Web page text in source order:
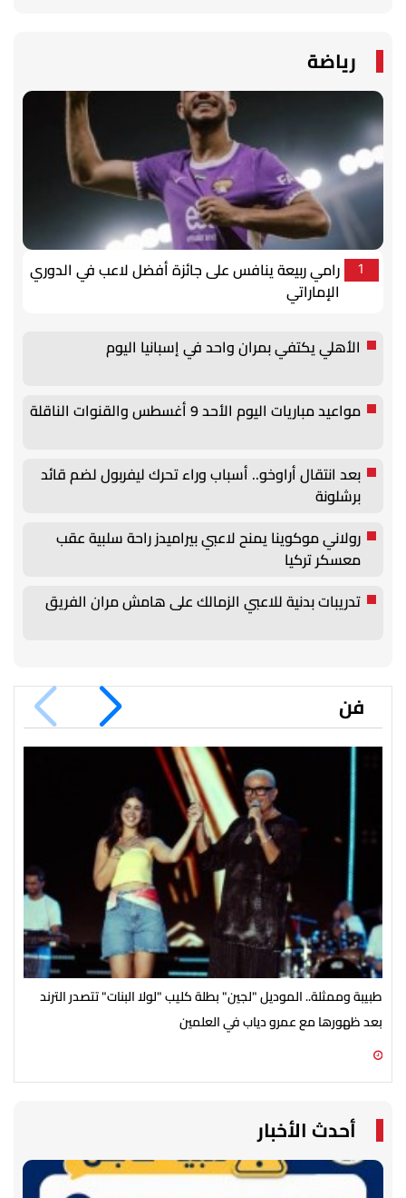
رياضة
1
رامي ربيعة ينافس على جائزة أفضل لاعب في الدوري
الإماراتي
الأهلي يكتفي بمران واحد في إسبانيا اليوم
مواعيد مباريات اليوم الأحد 9 أغسطس والقنوات الناقلة
بعد انتقال أراوخو.. أسباب وراء تحرك ليفربول لضم قائد
برشلونة
رولاني موكوينا يمنح لاعبي بيراميدز راحة سلبية عقب
معسكر تركيا
تدريبات بدنية للاعبي الزمالك على هامش مران الفريق
فن
طبيبة وممثلة.. الموديل "لجين" بطلة كليب "لولا البنات" تتصدر الترند
بعد ظهورها مع عمرو دياب في العلمين
أحدث الأخبار